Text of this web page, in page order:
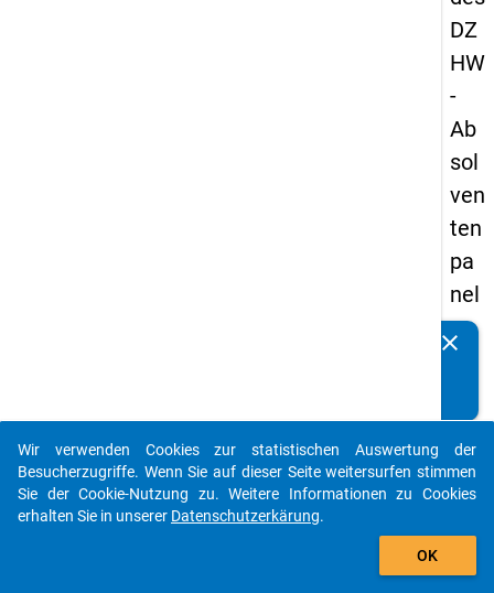
DZ
HW
-
Ab
sol
ven
ten
pa
nel
s
-
ers
te
clear
auto_stories
add_shopping_cart
Wir verwenden Cookies zur statistischen Auswertung der
Besucherzugriffe. Wenn Sie auf dieser Seite weitersurfen stimmen
Sie der Cookie-Nutzung zu. Weitere Informationen zu Cookies
erhalten Sie in unserer Datenschutzerkärung.
OK